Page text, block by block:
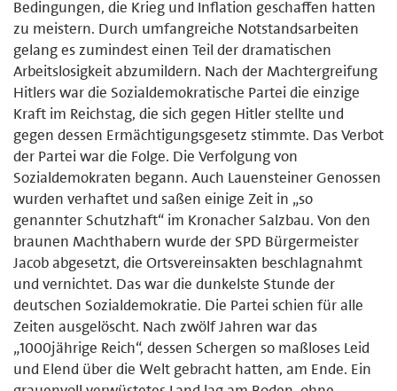
Bedingungen, die Krieg und Inflation ge­schaffen hatten
zu meistern. Durch umfangreiche Notstandsarbeiten
gelang es zumindest einen Teil der dramatischen
Arbeitslosigkeit abzumildern. Nach der Machtergreifung
Hitlers war die Sozialdemokratische Partei die einzige
Kraft im Reichstag, die sich gegen Hitler stellte und
gegen dessen Ermächtigungsgesetz stimmte. Das Verbot
der Partei war die Folge. Die Verfolgung von
Sozialdemokraten begann. Auch Lauensteiner Genossen
wurden verhaftet und saßen einige Zeit in „so
genannter Schutzhaft“ im Kronacher Salzbau. Von den
braunen Machthabern wurde der SPD Bür­germeister
Jacob abgesetzt, die Ortsvereinsakten beschlagnahmt
und ver­nichtet. Das war die dunkelste Stunde der
deutschen Sozialdemokratie. Die Partei schien für alle
Zeiten ausgelöscht. Nach zwölf Jahren war das
„1000jährige Reich“, dessen Schergen so maß­loses Leid
und Elend über die Welt gebracht hatten, am Ende. Ein